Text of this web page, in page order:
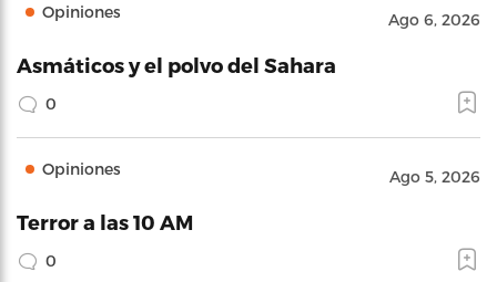
Opiniones Ago 6, 2026
Asmáticos y el polvo del Sahara
0
Opiniones Ago 5, 2026
Terror a las 10 AM
0